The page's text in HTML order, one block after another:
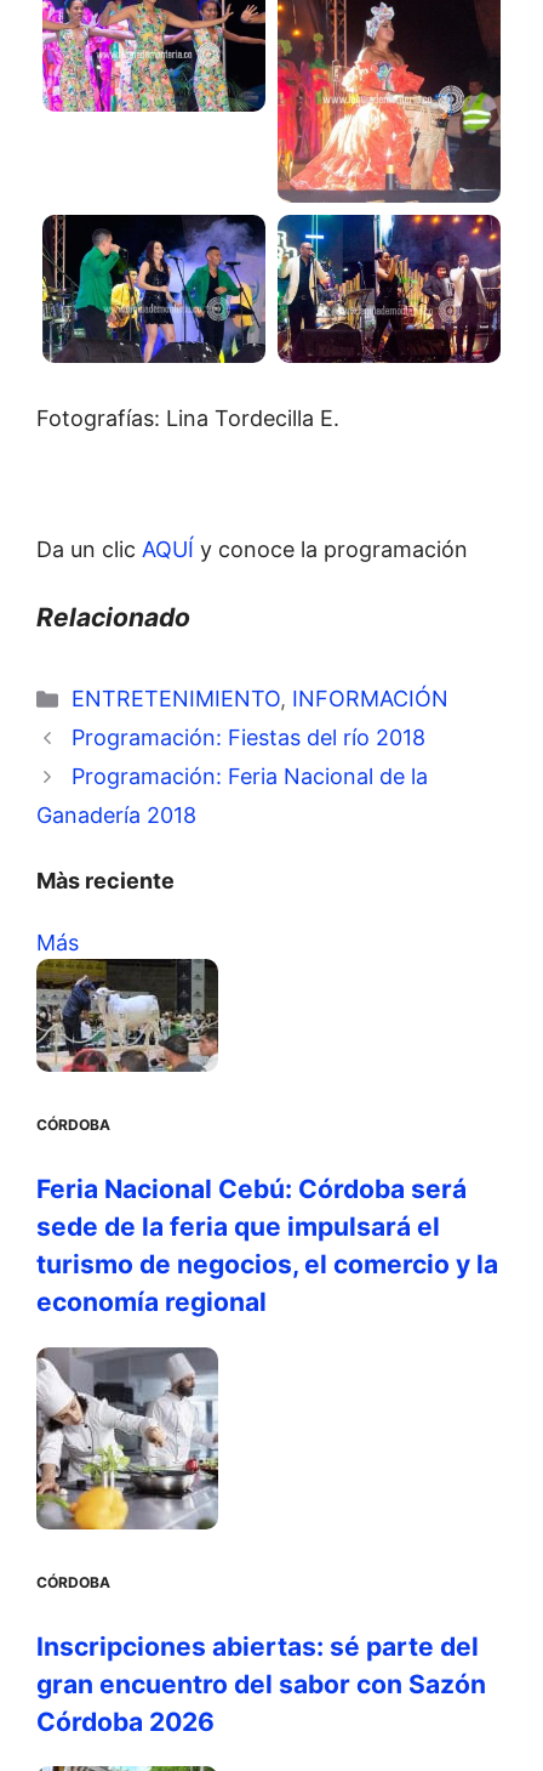
Fotografías: Lina Tordecilla E.
Da un clic AQUÍ y conoce la programación
Relacionado
Categorías
ENTRETENIMIENTO, INFORMACIÓN
Programación: Fiestas del río 2018
Programación: Feria Nacional de la
Ganadería 2018
Màs reciente
Más
CÓRDOBA
Feria Nacional Cebú: Córdoba será
sede de la feria que impulsará el
turismo de negocios, el comercio y la
economía regional
CÓRDOBA
Inscripciones abiertas: sé parte del
gran encuentro del sabor con Sazón
Córdoba 2026